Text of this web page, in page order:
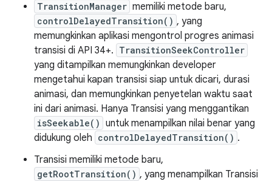
TransitionManager memiliki metode baru,
controlDelayedTransition() , yang
memungkinkan aplikasi mengontrol progres animasi
transisi di API 34+. TransitionSeekController
yang ditampilkan memungkinkan developer
mengetahui kapan transisi siap untuk dicari, durasi
animasi, dan memungkinkan penyetelan waktu saat
ini dari animasi. Hanya Transisi yang menggantikan
isSeekable() untuk menampilkan nilai benar yang
didukung oleh controlDelayedTransition() .
Transisi memiliki metode baru,
getRootTransition() , yang menampilkan Transisi